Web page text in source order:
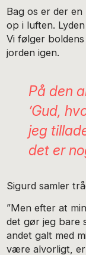
Bag os er der
op i luften.
Vi følger
jorden igen.
På den
’Gud,
jeg
det er
Sigurd samler
”Men efter at
det gør jeg bare
andet galt med
være alvorligt, er